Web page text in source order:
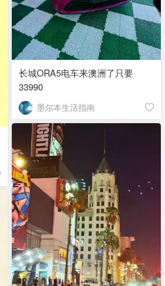
长城ORA5电车来澳洲了只要
33990
墨尔本生活指南